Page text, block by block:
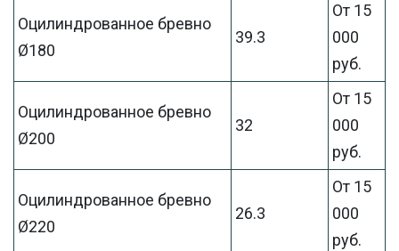
Оцилиндрованное бревно
Ø180
39.3
От 15
000
руб.
Оцилиндрованное бревно
Ø200
32
От 15
000
руб.
Оцилиндрованное бревно
Ø220
26.3
От 15
000
руб.